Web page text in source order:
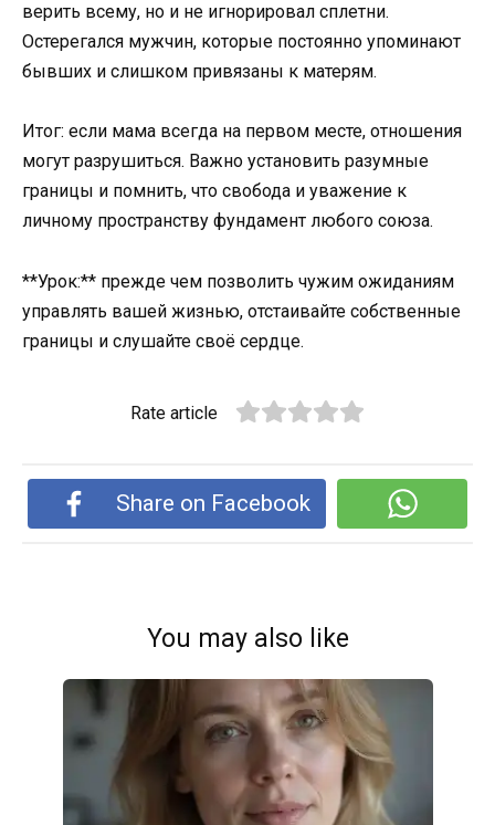
верить всему, но и не игнорировал сплетни.
Остерегался мужчин, которые постоянно упоминают
бывших и слишком привязаны к матерям.
Итог: если мама всегда на первом месте, отношения
могут разрушиться. Важно установить разумные
границы и помнить, что свобода и уважение к
личному пространству фундамент любого союза.
**Урок:** прежде чем позволить чужим ожиданиям
управлять вашей жизнью, отстаивайте собственные
границы и слушайте своё сердце.
Rate article
Share on Facebook
You may also like